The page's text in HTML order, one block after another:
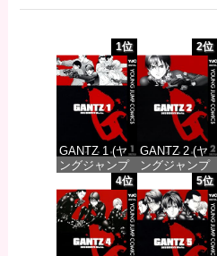
1位
GANTZ 1 (ヤ
ングジャンプ
コミックス
DIGITAL)
価格：¥100
2位
GANTZ 2 (ヤ
ングジャンプ
コミックス
DIGITAL)
価格：¥100
4位 5位